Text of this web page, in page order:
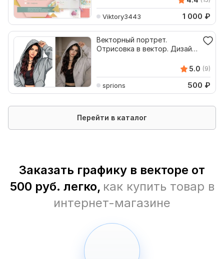
Viktory3443 1 000 ₽
Векторный портрет.
Отрисовка в вектор. Дизайн.
5.0 (9)
sprions 500 ₽
Перейти в каталог
Заказать графику в векторе от
500 руб. легко, как купить товар в
интернет-магазине